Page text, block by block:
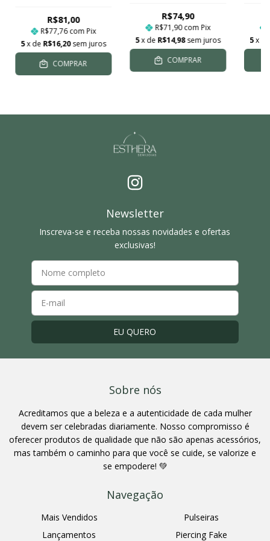
R$81,00
R$77,76com Pix
5x de R$16,20 sem juros
COMPRAR
R$74,90
R$71,90com Pix
5x de R$14,98 sem juros
COMPRAR
5 x
Newsletter
Inscreva-se e receba nossas novidades e ofertas
exclusivas!
Sobre nós
Acreditamos que a beleza e a autenticidade de cada mulher
devem ser celebradas diariamente. Nosso compromisso é
oferecer produtos de qualidade que não são apenas acessórios,
mas também o caminho para que você se cuide, se valorize e
se empodere! 💚
Navegação
Mais Vendidos
Lançamentos
Pulseiras
Piercing Fake